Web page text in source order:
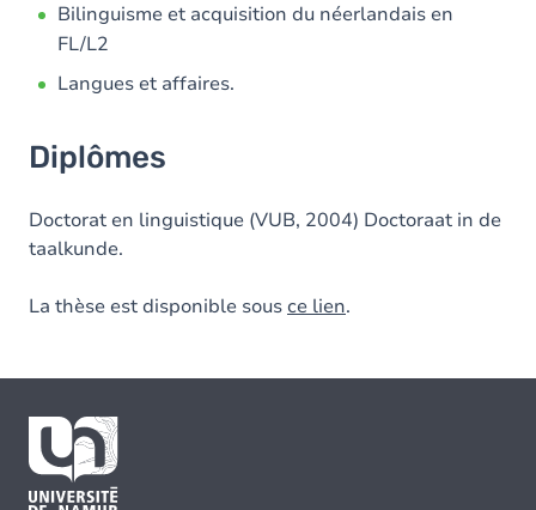
Bilinguisme et acquisition du néerlandais en
FL/L2
Langues et affaires.
Diplômes
Doctorat en linguistique (VUB, 2004) Doctoraat in de
taalkunde.
La thèse est disponible sous ce lien.